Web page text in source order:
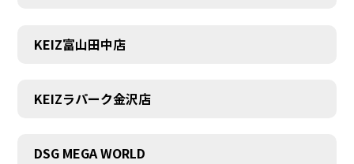
KEIZ富山田中店
KEIZラパーク金沢店
DSG MEGA WORLD